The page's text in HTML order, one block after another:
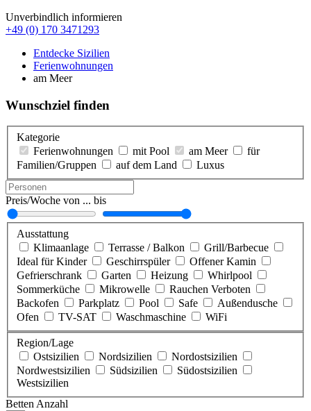
Unverbindlich informieren
+49 (0) 170 3471293
Entdecke Sizilien
Ferienwohnungen
am Meer
Wunschziel finden
Kategorie
Ferienwohnungen
mit Pool am Meer
für
Familien/Gruppen
auf dem Land Luxus
Preis/Woche von ... bis
Ausstattung
Klimaanlage
Terrasse / Balkon
Grill/Barbecue
Ideal für Kinder
Geschirrspüler
Offener Kamin
Gefrierschrank
Garten Heizung
Whirlpool
Sommerküche
Mikrowelle
Rauchen Verboten
Backofen
Parkplatz Pool Safe
Außendusche
Ofen
TV-SAT Waschmaschine WiFi
Region/Lage
Ostsizilien
Nordsizilien
Nordostsizilien
Nordwestsizilien
Südsizilien
Südostsizilien
Westsizilien
Betten Anzahl